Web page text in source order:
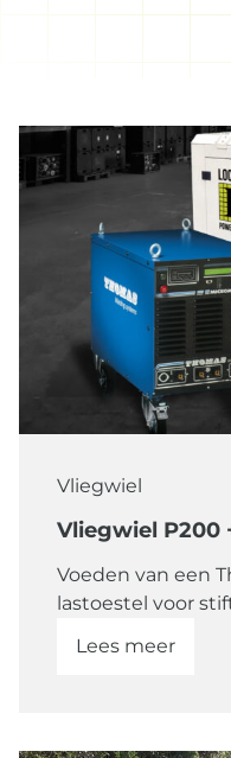
Vliegwiel
Vliegwiel P200
Voeden van een
lastoestel voor
Lees meer